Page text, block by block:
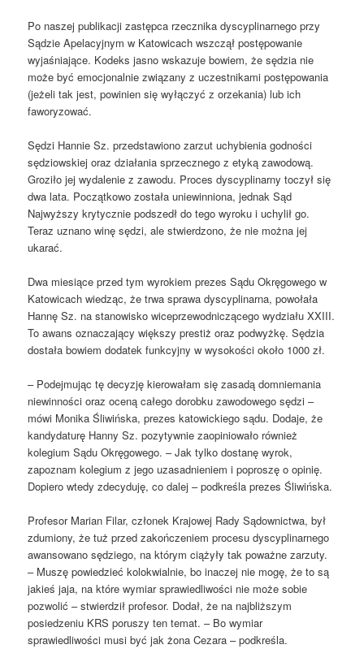
Po naszej publikacji zastępca rzecznika dyscyplinarnego przy
Sądzie Apelacyjnym w Katowicach wszczął postępowanie
wyjaśniające. Kodeks jasno wskazuje bowiem, że sędzia nie
może być emocjonalnie związany z uczestnikami postępowania
(jeżeli tak jest, powinien się wyłączyć z orzekania) lub ich
faworyzować.
Sędzi Hannie Sz. przedstawiono zarzut uchybienia godności
sędziowskiej oraz działania sprzecznego z etyką zawodową.
Groziło jej wydalenie z zawodu. Proces dyscyplinarny toczył się
dwa lata. Początkowo została uniewinniona, jednak Sąd
Najwyższy krytycznie podszedł do tego wyroku i uchylił go.
Teraz uznano winę sędzi, ale stwierdzono, że nie można jej
ukarać.
Dwa miesiące przed tym wyrokiem prezes Sądu Okręgowego w
Katowicach wiedząc, że trwa sprawa dyscyplinarna, powołała
Hannę Sz. na stanowisko wiceprzewodniczącego wydziału XXIII.
To awans oznaczający większy prestiż oraz podwyżkę. Sędzia
dostała bowiem dodatek funkcyjny w wysokości około 1000 zł.
– Podejmując tę decyzję kierowałam się zasadą domniemania
niewinności oraz oceną całego dorobku zawodowego sędzi –
mówi Monika Śliwińska, prezes katowickiego sądu. Dodaje, że
kandydaturę Hanny Sz. pozytywnie zaopiniowało również
kolegium Sądu Okręgowego. – Jak tylko dostanę wyrok,
zapoznam kolegium z jego uzasadnieniem i poproszę o opinię.
Dopiero wtedy zdecyduję, co dalej – podkreśla prezes Śliwińska.
Profesor Marian Filar, członek Krajowej Rady Sądownictwa, był
zdumiony, że tuż przed zakończeniem procesu dyscyplinarnego
awansowano sędziego, na którym ciążyły tak poważne zarzuty.
– Muszę powiedzieć kolokwialnie, bo inaczej nie mogę, że to są
jakieś jaja, na które wymiar sprawiedliwości nie może sobie
pozwolić – stwierdził profesor. Dodał, że na najbliższym
posiedzeniu KRS poruszy ten temat. – Bo wymiar
sprawiedliwości musi być jak żona Cezara – podkreśla.